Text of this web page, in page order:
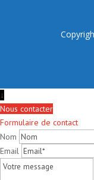
↓
Nous contacter
Formulaire de contact
Nom
Email